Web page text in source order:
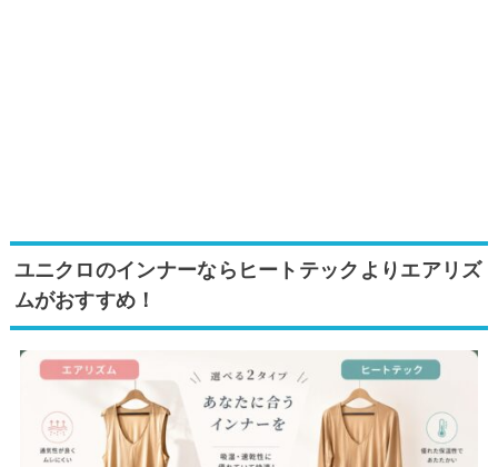
ユニクロのインナーならヒートテックよりエアリズ
ムがおすすめ！